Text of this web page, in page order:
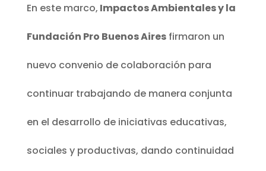
En este marco, Impactos Ambientales y la
Fundación Pro Buenos Airesfirmaron un
nuevo convenio de colaboración para
continuar trabajando de manera conjunta
en el desarrollo de iniciativas educativas,
sociales y productivas, dando continuidad